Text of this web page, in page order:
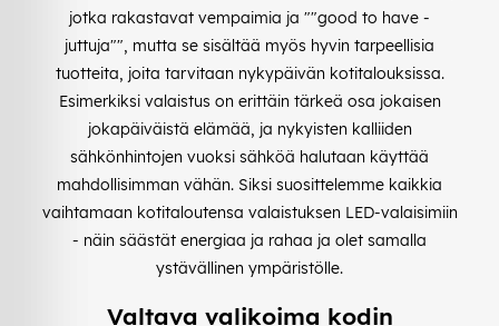
jotka rakastavat vempaimia ja ""good to have -
juttuja"", mutta se sisältää myös hyvin tarpeellisia
tuotteita, joita tarvitaan nykypäivän kotitalouksissa.
Esimerkiksi valaistus on erittäin tärkeä osa jokaisen
jokapäiväistä elämää, ja nykyisten kalliiden
sähkönhintojen vuoksi sähköä halutaan käyttää
mahdollisimman vähän. Siksi suosittelemme kaikkia
vaihtamaan kotitaloutensa valaistuksen LED-valaisimiin
- näin säästät energiaa ja rahaa ja olet samalla
ystävällinen ympäristölle.
Valtava valikoima kodin